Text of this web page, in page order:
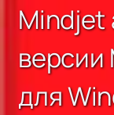
Mindjet
версии
для